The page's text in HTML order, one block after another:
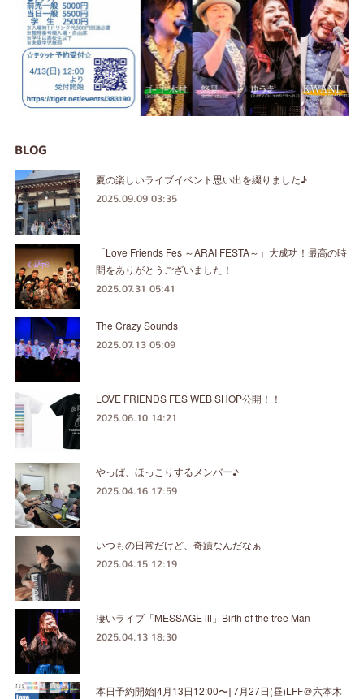
BLOG
夏の楽しいライブイベント思い出を綴りました♪
2025.09.09 03:35
「Love Friends Fes ～ARAI FESTA～」大成功！最高の時
間をありがとうございました！
2025.07.31 05:41
The Crazy Sounds
2025.07.13 05:09
LOVE FRIENDS FES WEB SHOP公開！！
2025.06.10 14:21
やっぱ、ほっこりするメンバー♪
2025.04.16 17:59
いつもの日常だけど、奇蹟なんだなぁ
2025.04.15 12:19
凄いライブ「MESSAGE Ⅲ」Birth of the tree Man
2025.04.13 18:30
本日予約開始[4月13日12:00〜] 7月27日(昼)LFF＠六本木